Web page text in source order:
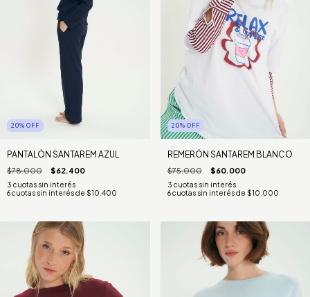
20% OFF
PANTALÓN SANTAREM AZUL
$78.000 $62.400
6cuotas sin interés de $10.400
20% OFF
REMERÓN SANTAREM BLANCO
$75.000 $60.000
6 cuotas sin interés de $10.000